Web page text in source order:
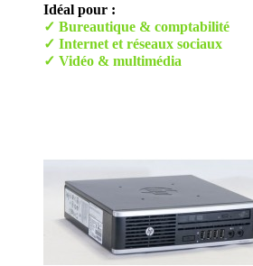
Idéal pour :
✓ Bureautique & comptabilité
✓ Internet et réseaux sociaux
✓ Vidéo & multimédia